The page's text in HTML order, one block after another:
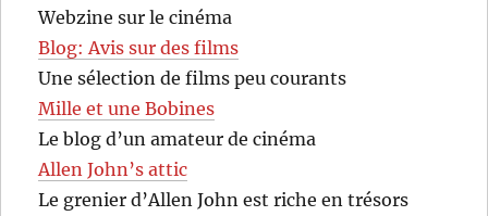
Webzine sur le cinéma
Blog: Avis sur des films
Une sélection de films peu courants
Mille et une Bobines
Le blog d’un amateur de cinéma
Allen John’s attic
Le grenier d’Allen John est riche en trésors